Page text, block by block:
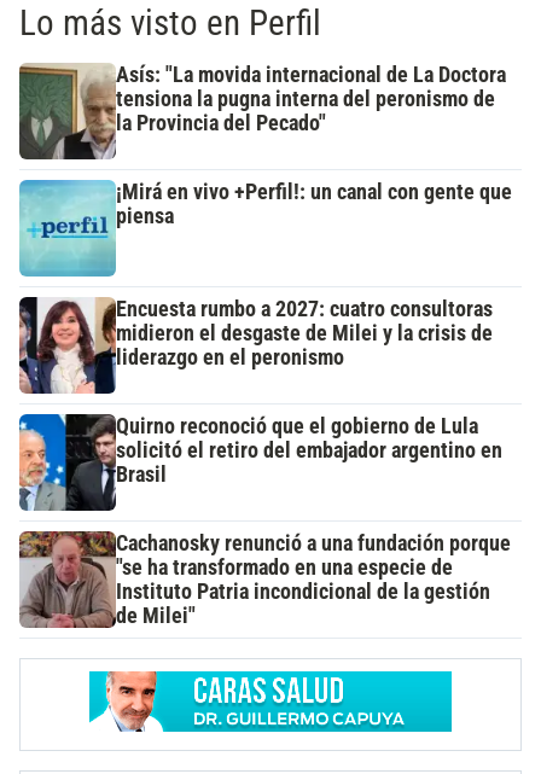
Lo más visto en Perfil
Asís: "La movida internacional de La Doctora
tensiona la pugna interna del peronismo de
la Provincia del Pecado"
¡Mirá en vivo +Perfil!: un canal con gente que
piensa
Encuesta rumbo a 2027: cuatro consultoras
midieron el desgaste de Milei y la crisis de
liderazgo en el peronismo
Quirno reconoció que el gobierno de Lula
solicitó el retiro del embajador argentino en
Brasil
Cachanosky renunció a una fundación porque
"se ha transformado en una especie de
Instituto Patria incondicional de la gestión
de Milei"